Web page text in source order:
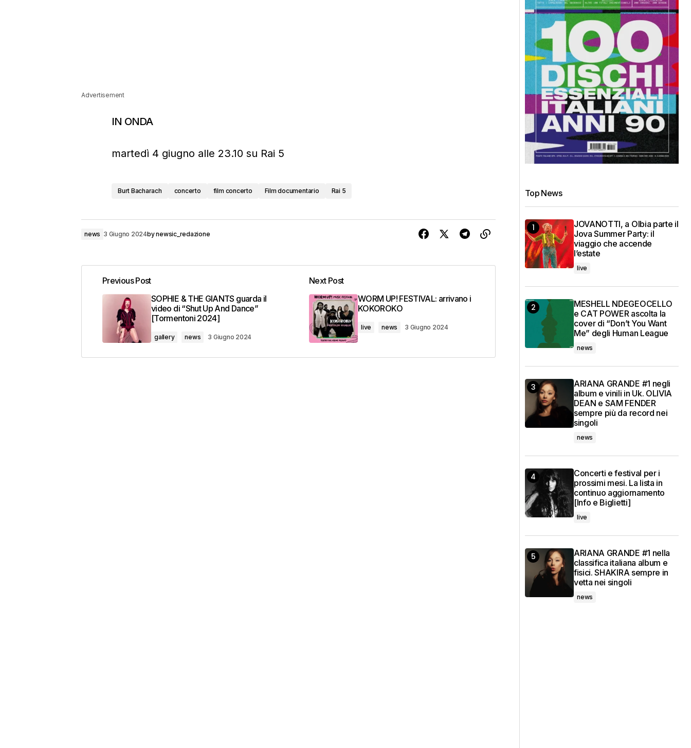
Advertisement
IN ONDA
martedì 4 giugno alle 23.10 su Rai 5
Burt Bacharach concerto film concerto Film documentario Rai 5
news 3 Giugno 2024bynewsic_redazione
Previous Post
SOPHIE & THE GIANTS guarda il
video di “Shut Up And Dance”
[Tormentoni 2024]
gallery news 3 Giugno 2024
Next Post
WORM UP! FESTIVAL: arrivano i
KOKOROKO
live news 3 Giugno 2024
Top News
JOVANOTTI, a Olbia parte il
Jova Summer Party: il
viaggio che accende
l’estate
live
MESHELL NDEGEOCELLO
e CAT POWER ascolta la
cover di “Don’t You Want
Me” degli Human League
news
ARIANA GRANDE #1 negli
album e vinili in Uk. OLIVIA
DEAN e SAM FENDER
sempre più da record nei
singoli
news
Concerti e festival per i
prossimi mesi. La lista in
continuo aggiornamento
[Info e Biglietti]
live
ARIANA GRANDE #1 nella
classifica italiana album e
fisici. SHAKIRA sempre in
vetta nei singoli
news